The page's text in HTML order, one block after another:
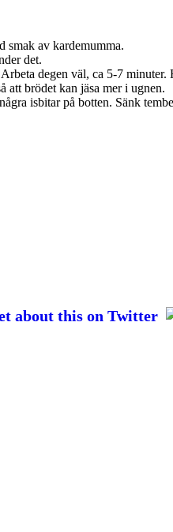
smak av kardemumma.
det.
degen väl, ca 5-7
att brödet kan jäsa mer i ugnen.
isbitar på botten. Sänk